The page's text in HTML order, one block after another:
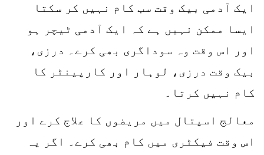
ایک آدمی بیک وقت سب کام نہیں کر سکتا
ایسا ممکن نہیں ہے کہ ایک آدمی ٹیچر ہو
اور اس وقت وہ سوداگری بھی کرے۔ درزی،
بیک وقت درزی، لوہار اور کارپینٹر کا
کام نہیں کرتا۔
معالج اسپتال میں مریضوں کا علاج کرے اور
اس وقت فیکٹری میں کام بھی کرے۔ اگر یہ